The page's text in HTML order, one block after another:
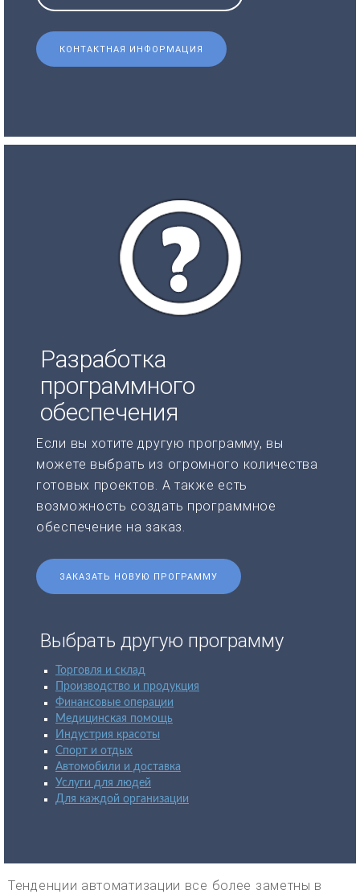
КОНТАКТНАЯ ИНФОРМАЦИЯ
Разработка
программного
обеспечения
Если вы хотите другую программу, вы
можете выбрать из огромного количества
готовых проектов. А также есть
возможность создать программное
обеспечение на заказ.
ЗАКАЗАТЬ НОВУЮ ПРОГРАММУ
Выбрать другую программу
Торговля и склад
Производство и продукция
Финансовые операции
Медицинская помощь
Индустрия красоты
Спорт и отдых
Автомобили и доставка
Услуги для людей
Для каждой организации
Тенденции автоматизации все более заметны в